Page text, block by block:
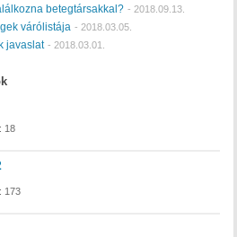
betegtársakkal? - 2018.09.13.
várólistája - 2018.03.05.
javaslat - 2018.03.01.
18
173